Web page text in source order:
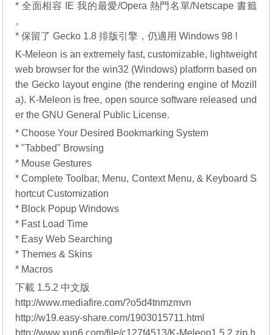
* 全面相容 IE 我的最愛/Opera 熱門名單/Netscape 書籤
。
* 保留了 Gecko 1.8 排版引擎，仍適用 Windows 98 !
K-Meleon is an extremely fast, customizable, lightweight
web browser for the win32 (Windows) platform based on
the Gecko layout engine (the rendering engine of Mozill
a). K-Meleon is free, open source software released und
er the GNU General Public License.
* Choose Your Desired Bookmarking System
* "Tabbed" Browsing
* Mouse Gestures
* Complete Toolbar, Menu, Context Menu, & Keyboard S
hortcut Customization
* Block Popup Windows
* Fast Load Time
* Easy Web Searching
* Themes & Skins
* Macros
下載 1.5.2 中文版
http://www.mediafire.com/?o5d4tnmzmvn
http://w19.easy-share.com/1903015711.html
http://www.xun6.com/file/c127f4513/K-Meleon1.5.2.zip.h